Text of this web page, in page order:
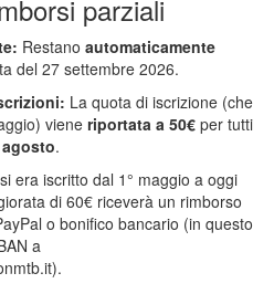
parziali
Restano automaticamente
del 27 settembre 2026.
La quota di iscrizione (che
viene riportata a 50€ per tutti
.
era iscritto dal 1° maggio a oggi
di 60€ riceverà un rimborso
o bonifico bancario (in questo
a